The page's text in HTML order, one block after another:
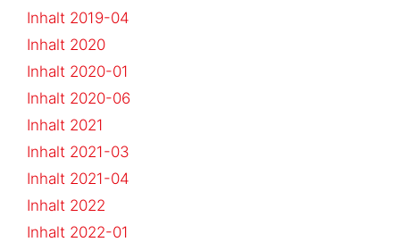
Inhalt 2019-04
Inhalt 2020
Inhalt 2020-01
Inhalt 2020-06
Inhalt 2021
Inhalt 2021-03
Inhalt 2021-04
Inhalt 2022
Inhalt 2022-01